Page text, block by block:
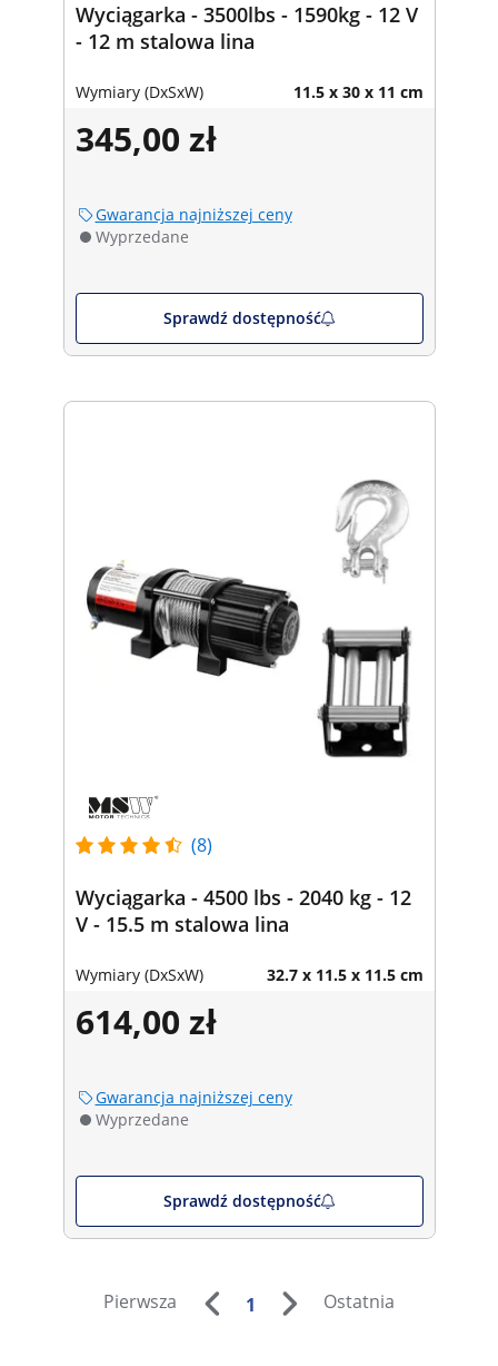
Wyciągarka - 3500lbs - 1590kg - 12 V
- 12 m stalowa lina
Wymiary (DxSxW) 11.5 x 30 x 11 cm
345,00 zł
Gwarancja najniższej ceny
Wyprzedane
Sprawdź dostępność
(8)
Wyciągarka - 4500 lbs - 2040 kg - 12
V - 15.5 m stalowa lina
Wymiary (DxSxW) 32.7 x 11.5 x 11.5 cm
614,00 zł
Gwarancja najniższej ceny
Wyprzedane
Sprawdź dostępność
Pierwsza 1 Ostatnia